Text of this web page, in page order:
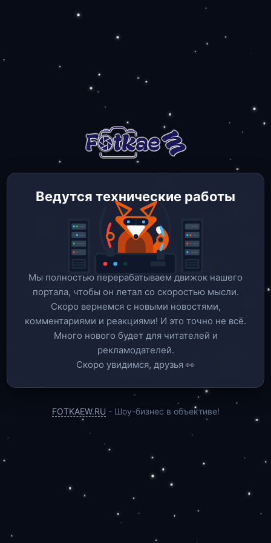
Ведутся технические работы
Мы полностью перерабатываем движок нашего
портала, чтобы он летал со скоростью мысли.
Скоро вернемся c новыми новостями,
комментариями и реакциями! И это точно не всё.
Много нового будет для читателей и
рекламодателей.
Скоро увидимся, друзья 👀
FOTKAEW.RU - Шоу-бизнес в объективе!